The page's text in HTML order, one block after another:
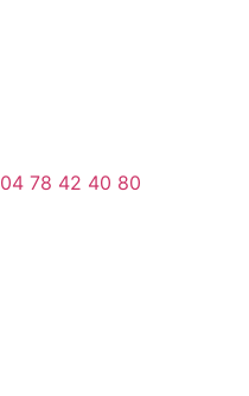
04 78 42 40 80